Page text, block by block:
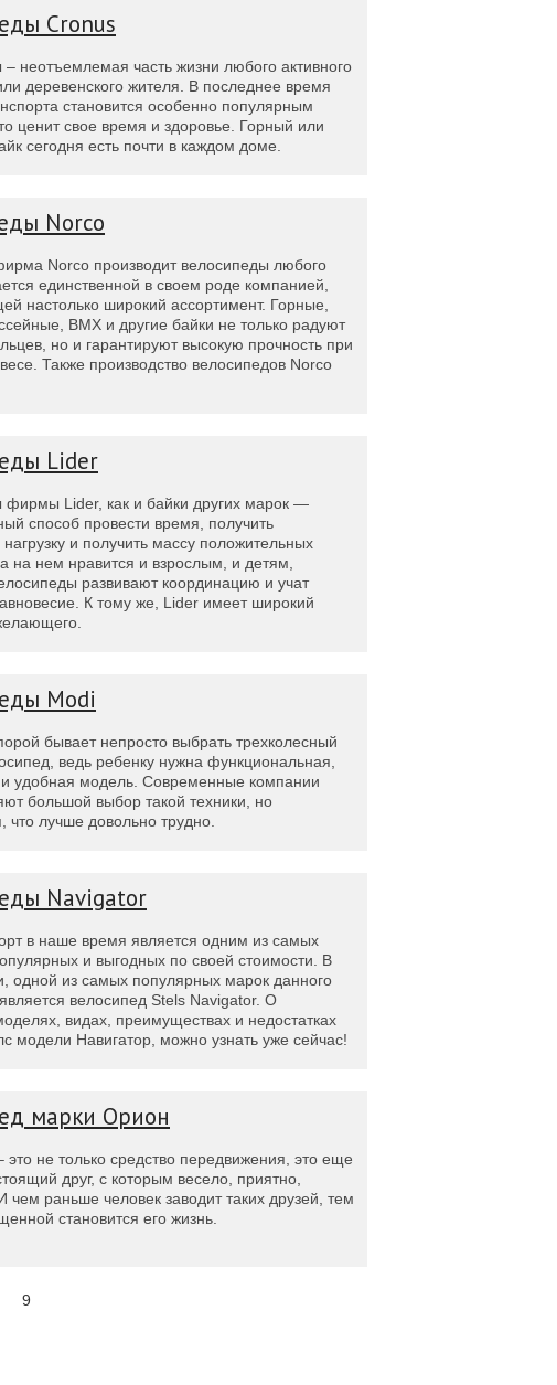
Cronus
неотъемлемая часть жизни любого активного
деревенского жителя. В последнее время
становится особенно популярным
ценит свое время и здоровье. Горный или
сегодня есть почти в каждом доме.
Norco
Norco производит велосипеды любого
единственной в своем роде компанией,
настолько широкий ассортимент. Горные,
BMX и другие байки не только радуют
но и гарантируют высокую прочность при
Также производство велосипедов Norco
Lider
фирмы Lider, как и байки других марок —
способ провести время, получить
и получить массу положительных
на нем нравится и взрослым, и детям,
развивают координацию и учат
К тому же, Lider имеет широкий
Modi
бывает непросто выбрать трехколесный
ведь ребенку нужна функциональная,
удобная модель. Современные компании
большой выбор такой техники, но
что лучше довольно трудно.
Navigator
в наше время является одним из самых
и выгодных по своей стоимости. В
одной из самых популярных марок данного
велосипед Stels Navigator. О
видах, преимуществах и недостатках
модели Навигатор, можно узнать уже сейчас!
марки Орион
это не только средство передвижения, это еще
друг, с которым весело, приятно,
чем раньше человек заводит таких друзей, тем
становится его жизнь.
9